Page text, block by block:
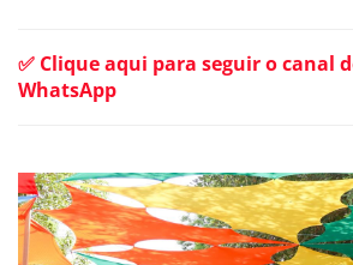
✅ Clique aqui para seguir o canal
WhatsApp